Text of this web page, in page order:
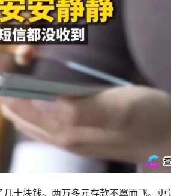
十块钱。两万多元存款不翼而飞。更